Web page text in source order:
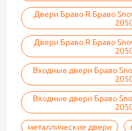
Двери Браво R Браво
Двери Браво R Браво
Входные двери Браво
Входные двери Браво
металлические двери